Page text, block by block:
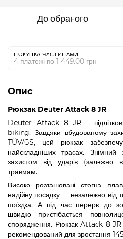
До обраного
ПОКУПКА ЧАСТИНАМИ
4 платежі по 1 449.00 грн
Опис
Рюкзак Deuter Attack 8 JR
Deuter Attack 8 JR –
biking. Завдяки вбудованому
TÜV/GS, цей рюкзак
найскладніших трасах.
захистом від ударів (залежно
травмам.
Високо розташовані стегна
надійну посадку — незалежно від
поїздка. А під час перерв до
швидко пристібається
спорядження. Рюкзак Attack 8 JR
рекомендований для зростання